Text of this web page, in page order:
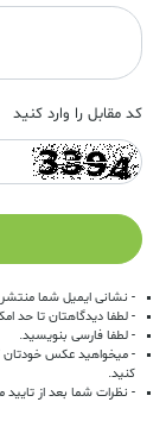
کد مقابل را وارد کنید
- نشانی ایمیل شما
- لطفا دیدگاهتان تا حد
- لطفا فارسی بنویسید.
- میخواهید عکس خودتان
کنید.
- نظرات شما بعد از